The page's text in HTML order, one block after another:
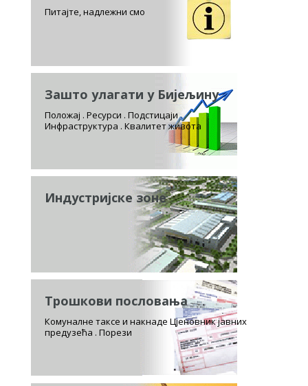
Питајте, надлежни смо
Зашто улагати у Бијељину
Положај . Ресурси . Подстицаји
Инфраструктура . Квалитет живота
Индустријске зоне
Трошкови пословања
Комуналне таксе и накнаде Цјеновник јавних
предузећа . Порези